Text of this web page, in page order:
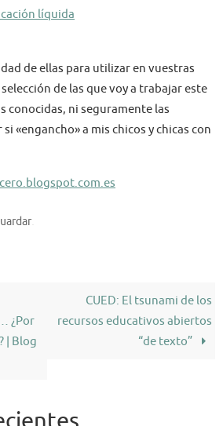
líquida
de ellas para utilizar en vuestras
de las que voy a trabajar este
conocidas, ni seguramente las
«engancho» a mis chicos y chicas con
¿Por
| Blog
CUED: El tsunami de los
recursos educativos abiertos
“de texto”